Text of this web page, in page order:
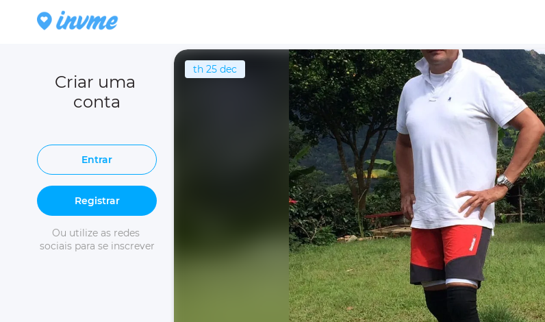
Criar uma
conta
Entrar
Registrar
Ou utilize as redes
sociais para se inscrever
th 25 dec